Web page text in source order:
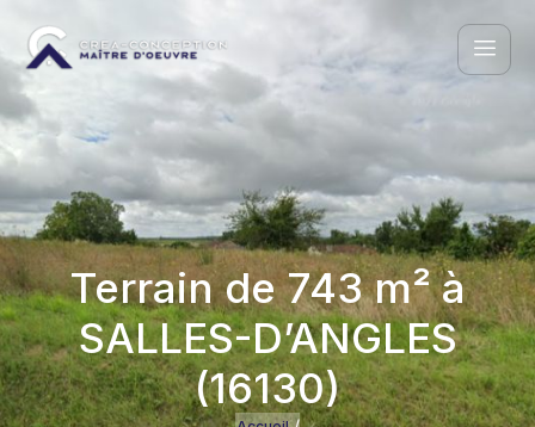
Terrain de 743 m² à
SALLES-D’ANGLES
(16130)